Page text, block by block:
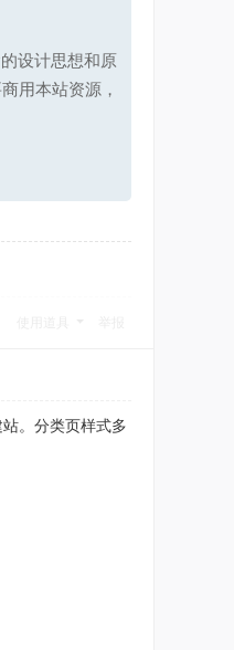
设计思想和原
用本站资源，
。分类页样式多